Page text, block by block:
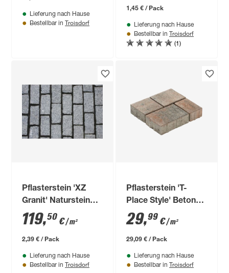
Lieferung nach Hause
Bestellbar in Troisdorf
1,45 € / Pack
Lieferung nach Hause
Bestellbar in Troisdorf
(1)
Pflasterstein 'XZ
Granit' Naturstein
grauweiß 10 x 10 x
20 cm
119,50 €/ m²
2,39 € / Pack
Lieferung nach Hause
Bestellbar in Troisdorf
Pflasterstein 'T-
Place Style' Beton
muschelbeige 114 x
82 x 6 cm
29,99 €/ m²
29,09 € / Pack
Lieferung nach Hause
Bestellbar in Troisdorf